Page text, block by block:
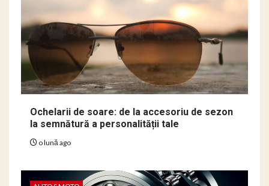
Ochelarii de soare: de la accesoriu de sezon
la semnătură a personalității tale
o lună ago